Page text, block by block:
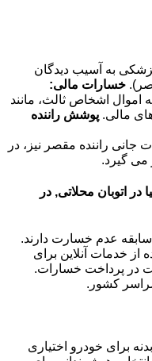
به آسیب دیدگان
خسارات مالی:
اموال اشخاص ثالث، مانند
مالی. پوشش راننده
راننده مقصر نیز، در
گیرد.
اتوبان محلاتی, در
سابقه عدم خسارت دارند.
خدمات آنلاین برای
در پرداخت خسارات.
کشور.
برای خودرو اختیاری